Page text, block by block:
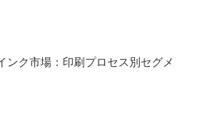
ンク市場：印刷プロセス別セグメ